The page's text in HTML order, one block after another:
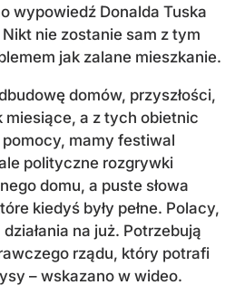
wypowiedź Donalda Tuska
nie zostanie sam z tym
jak zalane mieszkanie.
domów, przyszłości,
miesiące, a z tych obietnic
pomocy, mamy festiwal
polityczne rozgrywki
domu, a puste słowa
kiedyś były pełne. Polacy,
na już. Potrzebują
rządu, który potrafi
– wskazano w wideo.